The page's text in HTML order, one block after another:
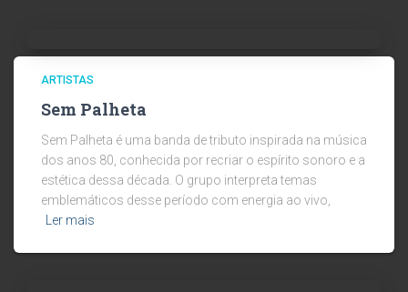
ARTISTAS
Sem Palheta
Sem Palheta é uma banda de tributo inspirada na música
dos anos 80, conhecida por recriar o espírito sonoro e a
estética dessa década. O grupo interpreta temas
emblemáticos desse período com energia ao vivo,
Ler mais